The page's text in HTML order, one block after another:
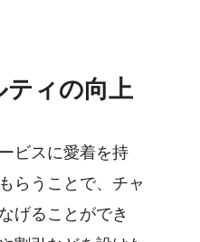
ティの向上
ビスに愛着を持
らうことで、チャ
げることができ